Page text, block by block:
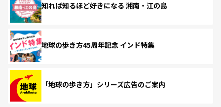
知れば知るほど好きになる 湘南・江の島
地球の歩き方45周年記念 インド特集
「地球の歩き方」シリーズ広告のご案内